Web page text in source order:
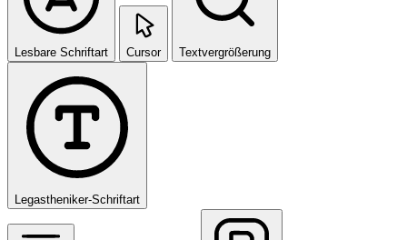
Lesbare Schriftart Cursor Textvergrößerung
Legastheniker-Schriftart